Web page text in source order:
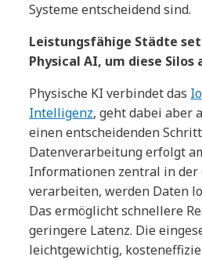
Systeme entscheidend sind.
Leistungsfähige Städte
Physical AI, um diese Silos
Physische KI verbindet das
Intelligenz, geht dabei aber
einen entscheidenden
Datenverarbeitung erfolgt
Informationen zentral in der
verarbeiten, werden Daten
Das ermöglicht schnellere
geringere Latenz. Die
leichtgewichtig,